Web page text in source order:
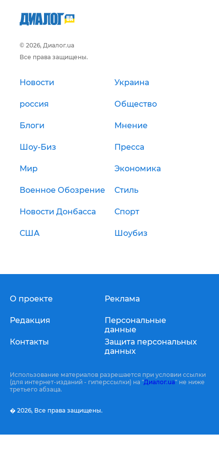
© 2026, Диалог.ua
Все права защищены.
Новости Украина
россия Общество
Блоги Мнение
Шоу-Биз Пресса
Мир Экономика
Военное Обозрение Стиль
Новости Донбасса Спорт
США Шоубиз
О проекте
Редакция
Контакты
Реклама
Персональные
данные
Защита персональных
данных
Использование материалов разрешается при условии ссылки
(для интернет-изданий - гиперссылки) на "Диалог.ua" не ниже
третьего абзаца.
� 2026, Все права защищены.